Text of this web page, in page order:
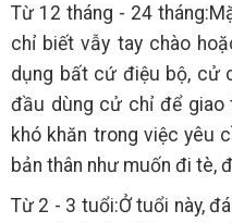
Từ 12 tháng - 24
chỉ biết vẫy tay chào
dụng bất cứ điệu bộ, cử
đầu dùng cử chỉ để giao
khó khăn trong việc yêu
bản thân như muốn đi tè,
Từ 2 - 3 tuổi:Ở tuổi này,